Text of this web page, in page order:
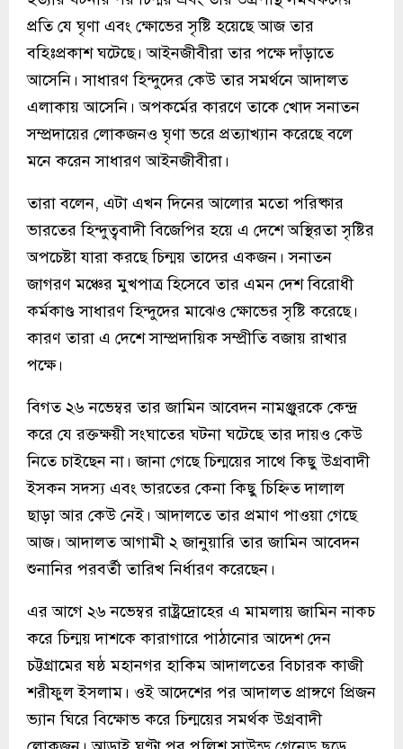
প্রতি যে ঘৃণা এবং ক্ষোভের সৃষ্টি হয়েছে আজ তার
বহিঃপ্রকাশ ঘটেছে। আইনজীবীরা তার পক্ষে দাঁড়াতে
আসেনি। সাধারণ হিন্দুদের কেউ তার সমর্থনে আদালত
এলাকায় আসেনি। অপকর্মের কারণে তাকে খোদ সনাতন
সম্প্রদায়ের লোকজনও ঘৃণা ভরে প্রত্যাখ্যান করেছে বলে
মনে করেন সাধারণ আইনজীবীরা।
তারা বলেন, এটা এখন দিনের আলোর মতো পরিষ্কার
ভারতের হিন্দুত্ববাদী বিজেপির হয়ে এ দেশে অস্থিরতা সৃষ্টির
অপচেষ্টা যারা করছে চিন্ময় তাদের একজন। সনাতন
জাগরণ মঞ্চের মুখপাত্র হিসেবে তার এমন দেশ বিরোধী
কর্মকাণ্ড সাধারণ হিন্দুদের মাঝেও ক্ষোভের সৃষ্টি করেছে।
কারণ তারা এ দেশে সাম্প্রদায়িক সম্প্রীতি বজায় রাখার
পক্ষে।
বিগত ২৬ নভেম্বর তার জামিন আবেদন নামঞ্জুরকে কেন্দ্র
করে যে রক্তক্ষয়ী সংঘাতের ঘটনা ঘটেছে তার দায়ও কেউ
নিতে চাইছেন না। জানা গেছে চিন্ময়ের সাথে কিছু উগ্রবাদী
ইসকন সদস্য এবং ভারতের কেনা কিছু চিহ্নিত দালাল
ছাড়া আর কেউ নেই। আদালতে তার প্রমাণ পাওয়া গেছে
আজ। আদালত আগামী ২ জানুয়ারি তার জামিন আবেদন
শুনানির পরবর্তী তারিখ নির্ধারণ করেছেন।
এর আগে ২৬ নভেম্বর রাষ্ট্রদ্রোহের এ মামলায় জামিন নাকচ
করে চিন্ময় দাশকে কারাগারে পাঠানোর আদেশ দেন
চট্টগ্রামের ষষ্ঠ মহানগর হাকিম আদালতের বিচারক কাজী
শরীফুল ইসলাম। ওই আদেশের পর আদালত প্রাঙ্গণে প্রিজন
ভ্যান ঘিরে বিক্ষোভ করে চিন্ময়ের সমর্থক উগ্রবাদী